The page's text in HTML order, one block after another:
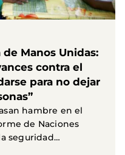
Manos Unidas:
contra el
para no dejar
hambre en el
de Naciones
seguridad